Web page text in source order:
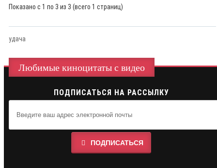
Показано с 1 по 3 из 3 (всего 1 страниц)
удача
Любимые киноцитаты с видео
ПОДПИСАТЬСЯ НА РАССЫЛКУ
ПОДПИСАТЬСЯ